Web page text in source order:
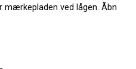
ved lågen. Åbn